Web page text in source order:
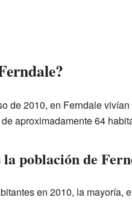
de 2010, en Ferndale
aproximadamente 64
la población de
en 2010, la mayoría,